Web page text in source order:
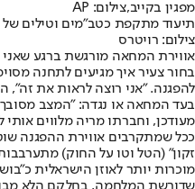
מפגין בקייב,צילום: AP
תיעוד מתקפת כטב"מים וטילים
צילום: רויטרס
אווירת המחאה מורגשת ברגע
בחור צעיר איך מגיעים לתחנה
להפגנה. "אני רוצה לראות את
מעודכן, וחברתו מריה מלווים
ככל שמתקרבים אווירת ההפגנה
זקון" (הטל וטו על החוק)
מוכרות יותר לאוזן הישראלית